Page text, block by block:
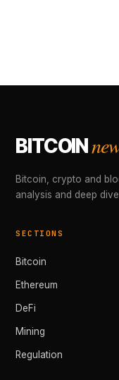
BITCOIN
Bitcoin, crypto and
analysis and deep
SECTIONS
Bitcoin
Ethereum
DeFi
Mining
Regulation